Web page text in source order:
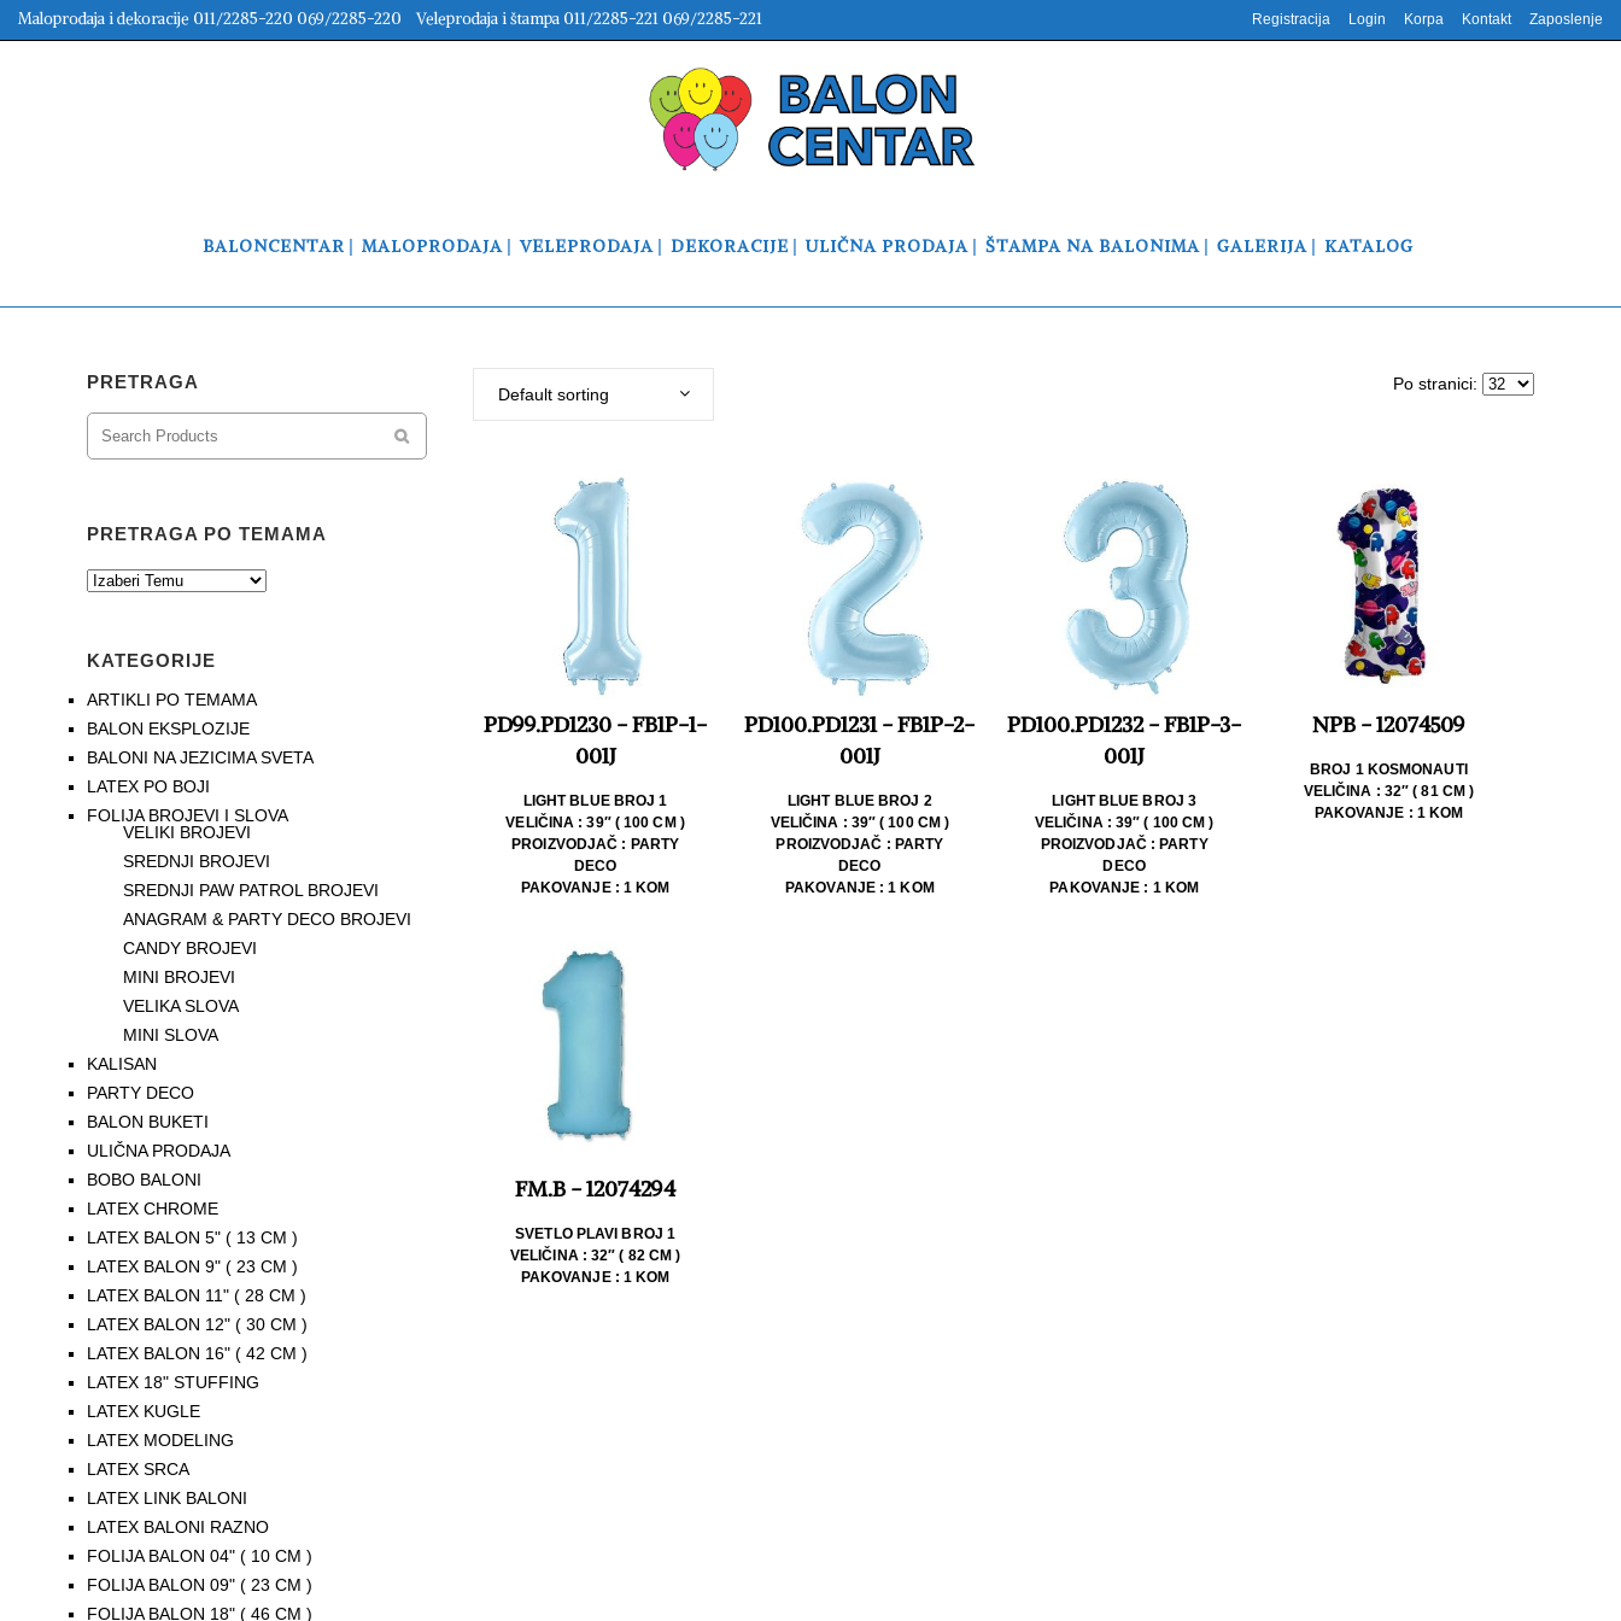
Maloprodaja i dekoracije 011/2285-220 069/2285-220 Veleprodaja i štampa 011/2285-221 069/2285-221 Registracija Login Korpa Kontakt Zaposlenje
BALONCENTAR MALOPRODAJA VELEPRODAJA DEKORACIJE ULIČNA PRODAJA ŠTAMPA NA BALONIMA GALERIJA KATALOG
PRETRAGA
PRETRAGA PO TEMAMA
KATEGORIJE
ARTIKLI PO TEMAMA
BALON EKSPLOZIJE
BALONI NA JEZICIMA SVETA
LATEX PO BOJI
FOLIJA BROJEVI I SLOVA
VELIKI BROJEVI
SREDNJI BROJEVI
SREDNJI PAW PATROL BROJEVI
ANAGRAM & PARTY DECO BROJEVI
CANDY BROJEVI
MINI BROJEVI
VELIKA SLOVA
MINI SLOVA
KALISAN
PARTY DECO
BALON BUKETI
ULIČNA PRODAJA
BOBO BALONI
LATEX CHROME
LATEX BALON 5" ( 13 CM )
LATEX BALON 9" ( 23 CM )
LATEX BALON 11" ( 28 CM )
LATEX BALON 12" ( 30 CM )
LATEX BALON 16" ( 42 CM )
LATEX 18" STUFFING
LATEX KUGLE
LATEX MODELING
LATEX SRCA
LATEX LINK BALONI
LATEX BALONI RAZNO
FOLIJA BALON 04" ( 10 CM )
FOLIJA BALON 09" ( 23 CM )
FOLIJA BALON 18" ( 46 CM )
Po stranici:
Default sorting
PD99.PD1230 - FB1P-1-
001J
LIGHT BLUE BROJ 1
VELIČINA : 39″ ( 100 CM )
PROIZVODJAČ : PARTY
DECO
PAKOVANJE : 1 KOM
PD100.PD1231 - FB1P-2-
001J
LIGHT BLUE BROJ 2
VELIČINA : 39″ ( 100 CM )
PROIZVODJAČ : PARTY
DECO
PAKOVANJE : 1 KOM
PD100.PD1232 - FB1P-3-
001J
LIGHT BLUE BROJ 3
VELIČINA : 39″ ( 100 CM )
PROIZVODJAČ : PARTY
DECO
PAKOVANJE : 1 KOM
NPB - 12074509
BROJ 1 KOSMONAUTI
VELIČINA : 32″ ( 81 CM )
PAKOVANJE : 1 KOM
FM.B - 12074294
SVETLO PLAVI BROJ 1
VELIČINA : 32″ ( 82 CM )
PAKOVANJE : 1 KOM